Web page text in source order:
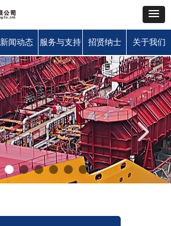
넲
新闻动态 服务与支持 招贤纳士 关于我们